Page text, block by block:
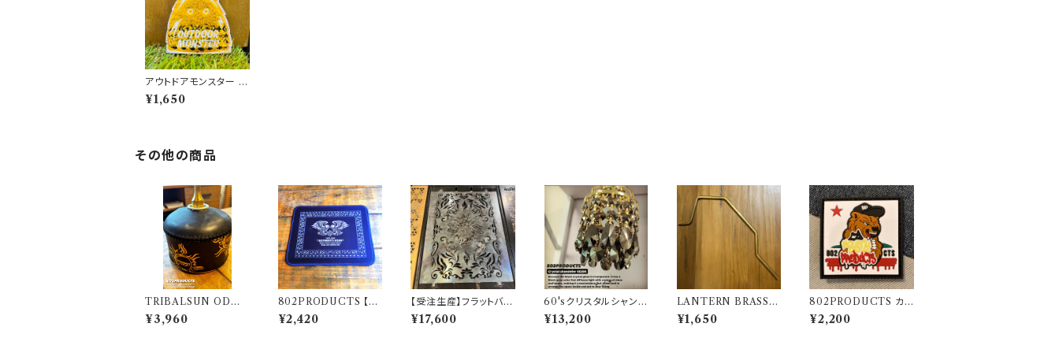
アウトドアモンスター も
ふもふワッペン 802PR
ODUCTS 刺繍 ワッペ
¥1,650
その他の商品
TRIBALSUN OD缶
カバー ブラック 802PR
ODUCTS カバー OD
¥3,960
802PRODUCTS 【T
WIN EAGLE 】 BK ブ
ラック ラバーマット 14×
¥2,420
【受注生産】フラットバー
ナー 五徳 【 TRIBAL
NAIN 】 Snow Peak
¥17,600
60'sクリスタルシャンデ
リアシェード ブラックゴ
ールド【 802PRODU
¥13,200
LANTERN BRASS P
OLE 【 802PRODUC
TS 】ランタンポール
¥1,650
802PRODUCTS カリ
フォルニアベア ラバーワ
ッペン
¥2,200